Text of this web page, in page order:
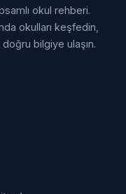
okul rehberi.
okulları keşfedin,
doğru bilgiye ulaşın.